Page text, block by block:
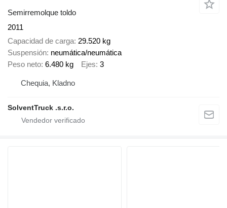
Semirremolque toldo
2011
Capacidad de carga 29.520 kg
Suspensión neumática/neumática
Peso neto 6.480 kg Ejes 3
Chequia, Kladno
SolventTruck .s.r.o.